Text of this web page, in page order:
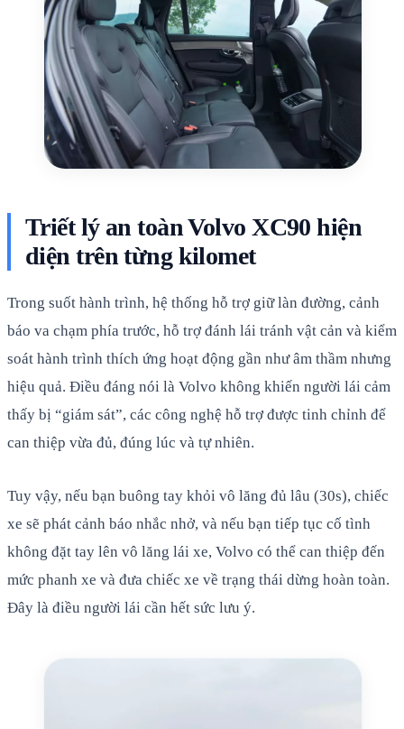
Triết lý an toàn Volvo XC90 hiện
diện trên từng kilomet
Trong suốt hành trình, hệ thống hỗ trợ giữ làn đường, cảnh
báo va chạm phía trước, hỗ trợ đánh lái tránh vật cản và kiểm
soát hành trình thích ứng hoạt động gần như âm thầm nhưng
hiệu quả. Điều đáng nói là Volvo không khiến người lái cảm
thấy bị “giám sát”, các công nghệ hỗ trợ được tinh chỉnh để
can thiệp vừa đủ, đúng lúc và tự nhiên.
Tuy vậy, nếu bạn buông tay khỏi vô lăng đủ lâu (30s), chiếc
xe sẽ phát cảnh báo nhắc nhở, và nếu bạn tiếp tục cố tình
không đặt tay lên vô lăng lái xe, Volvo có thể can thiệp đến
mức phanh xe và đưa chiếc xe về trạng thái dừng hoàn toàn.
Đây là điều người lái cần hết sức lưu ý.